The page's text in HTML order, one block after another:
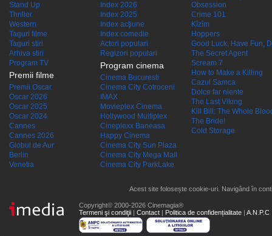
Stand Up
Thriller
Western
Taguri filme
Taguri stiri
Arhiva stiri
Program TV
Premii filme
Premii Oscar
Oscar 2026
Oscar 2025
Oscar 2024
Cannes
Cannes 2026
Globul de Aur
Berlin
Venetia
Index 2026
Index 2025
Index acţiune
Index comedie
Actori populari
Regizori populari
Program cinema
Cinema Bucuresti
Cinema City Cotroceni
IMAX
Movieplex Cinema
Hollywood Multiplex
Cineplexx Baneasa
Happy Cinema
Cinema City Sun Plaza
Cinema City Mega Mall
Cinema City ParkLake
Obsession
Crime 101
Kîzîm
Hoppers
Good Luck, Have Fun,
The Secret Agent
Scream 7
How to Make a Killing
Cazul Samca
Dolce far niente
The Last Viking
Kill Bill: The Whole
The Bride!
Cold Storage
Acest site folosește cookie-uri. Navigând în
Copyright© 2000-2026 Cinemagia®
Termeni şi condiţii | Contact | Politica de confidențialitate | A.N.P.C